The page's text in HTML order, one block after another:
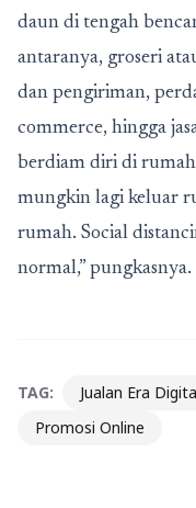
daun di tengah
antaranya, groseri
dan pengiriman,
commerce, hingga
berdiam diri di
mungkin lagi keluar
rumah. Social
normal,” pungkasnya.
TAG: Jualan Era
Promosi Online